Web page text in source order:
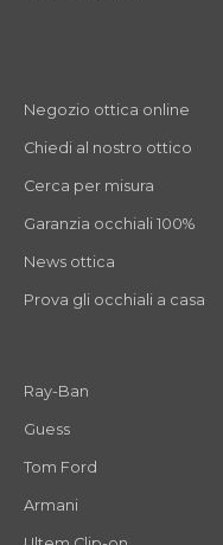
Negozio ottica online
Chiedi al nostro ottico
Cerca per misura
Garanzia occhiali 100%
News ottica
Prova gli occhiali a casa
Ray-Ban
Guess
Tom Ford
Armani